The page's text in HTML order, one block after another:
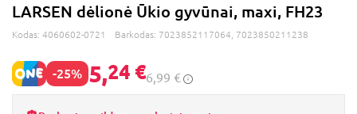
LARSEN dėlionė Ūkio gyvūnai, maxi, FH23
Kodas: 4060602-0721 Barkodas: 7023852117064, 7023850211238
-25% 5,24 €6,99 €